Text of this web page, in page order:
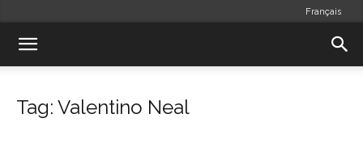
Français
Tag: Valentino Neal